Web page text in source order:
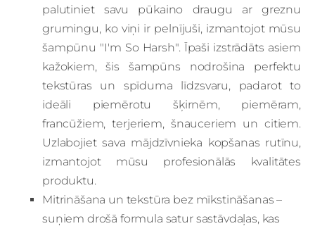
palutiniet savu pūkaino draugu ar greznu
grumingu, ko viņi ir pelnījuši, izmantojot mūsu
šampūnu "I'm So Harsh". Īpaši izstrādāts asiem
kažokiem, šis šampūns nodrošina perfektu
tekstūras un spīduma līdzsvaru, padarot to
ideāli piemērotu šķirnēm, piemēram,
francūžiem, terjeriem, šnauceriem un citiem.
Uzlabojiet sava mājdzīvnieka kopšanas rutīnu,
izmantojot mūsu profesionālās kvalitātes
produktu.
Mitrināšana un tekstūra bez mīkstināšanas –
suņiem drošā formula satur sastāvdaļas, kas